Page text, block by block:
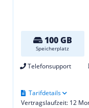
100 GB
Speicherplatz
Telefonsupport
Vertragslaufzeit: 12
Tarifdetails